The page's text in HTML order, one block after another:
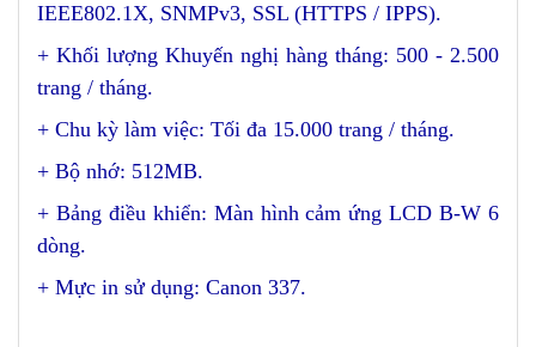
IEEE802.1X, SNMPv3, SSL (HTTPS / IPPS).
+ Khối lượng Khuyến nghị hàng tháng: 500 - 2.500
trang / tháng.
+ Chu kỳ làm việc: Tối đa 15.000 trang / tháng.
+ Bộ nhớ: 512MB.
+ Bảng điều khiển: Màn hình cảm ứng LCD B-W 6
dòng.
+ Mực in sử dụng: Canon 337.